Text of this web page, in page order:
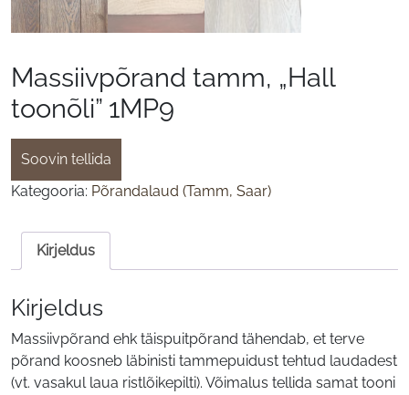
Massiivpõrand tamm, „Hall
toonõli” 1MP9
Soovin tellida
Kategooria: Põrandalaud (Tamm, Saar)
Kirjeldus
Kirjeldus
Massiivpõrand ehk täispuitpõrand tähendab, et terve
põrand koosneb läbinisti tammepuidust tehtud laudadest
(vt. vasakul laua ristlõikepilti). Võimalus tellida samat tooni